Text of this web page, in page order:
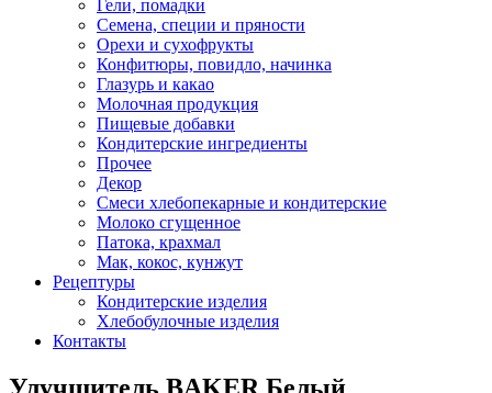
Гели, помадки
Семена, специи и пряности
Орехи и сухофрукты
Конфитюры, повидло, начинка
Глазурь и какао
Молочная продукция
Пищевые добавки
Кондитерские ингредиенты
Прочее
Декор
Смеси хлебопекарные и кондитерские
Молоко сгущенное
Патока, крахмал
Мак, кокос, кунжут
Рецептуры
Кондитерские изделия
Хлебобулочные изделия
Контакты